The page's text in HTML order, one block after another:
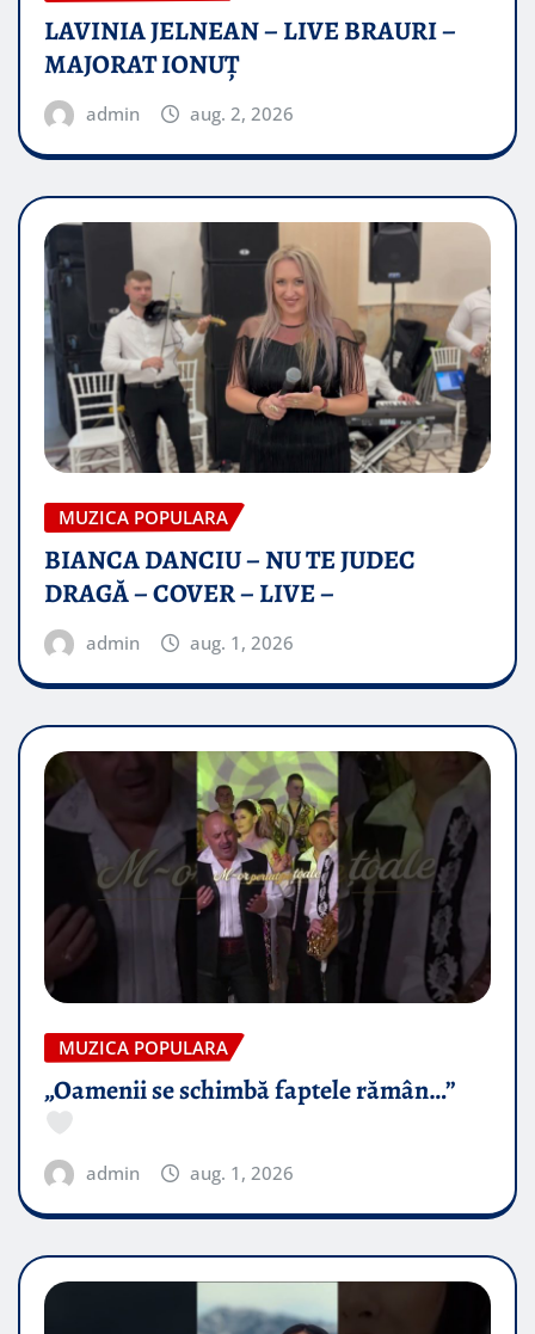
LAVINIA JELNEAN – LIVE BRAURI –
MAJORAT IONUŢ
admin aug. 2, 2026
MUZICA POPULARA
BIANCA DANCIU – NU TE JUDEC
DRAGĂ – COVER – LIVE –
admin aug. 1, 2026
MUZICA POPULARA
„Oamenii se schimbă faptele rămân…”
admin aug. 1, 2026